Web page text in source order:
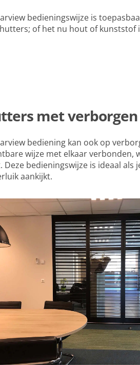
bedieningswijze is
of het nu hout of kunststof
met
bediening kan ook op
wijze met elkaar
Deze bedieningswijze is ideaal
aankijkt.